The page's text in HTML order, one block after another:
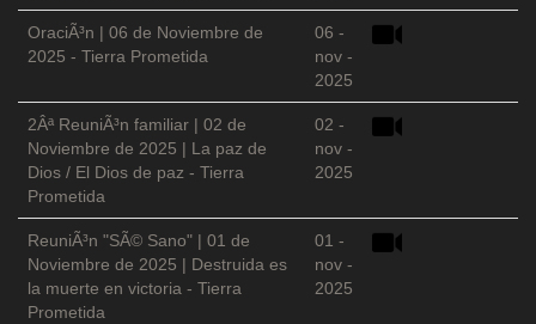
OraciÃ³n | 06 de Noviembre de
2025 - Tierra Prometida
06 -
nov -
2025
2Âª ReuniÃ³n familiar | 02 de
Noviembre de 2025 | La paz de
Dios / El Dios de paz - Tierra
Prometida
02 -
nov -
2025
ReuniÃ³n "SÃ© Sano" | 01 de
Noviembre de 2025 | Destruida es
la muerte en victoria - Tierra
Prometida
01 -
nov -
2025